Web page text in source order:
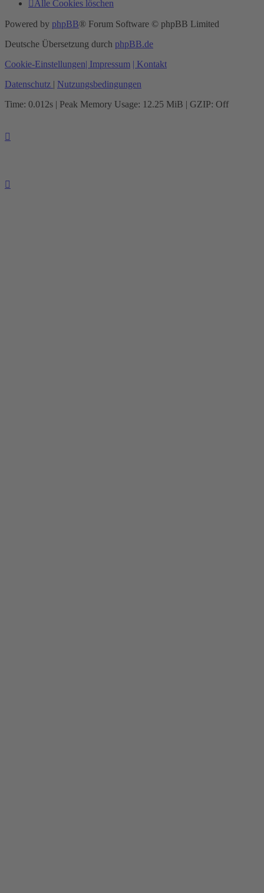
Alle Cookies löschen
Powered by phpBB® Forum Software © phpBB Limited
Deutsche Übersetzung durch phpBB.de
Cookie-Einstellungen| Impressum | Kontakt
Datenschutz | Nutzungsbedingungen
Time: 0.012s | Peak Memory Usage: 12.25 MiB | GZIP: Off